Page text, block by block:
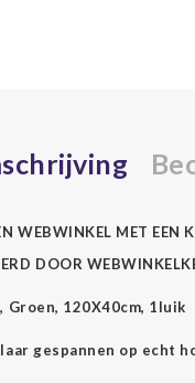
WEBWINKEL MET EEN
DOOR
Groen, 120X40cm, 1luik
gespannen op echt